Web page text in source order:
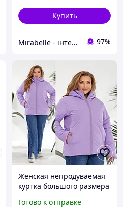
Купить
Mirabelle - інтернет-магазин модного одягу 97%
Женская непродуваемая
куртка большого размера
Готово к отправке